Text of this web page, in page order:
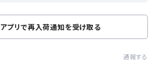
アプリで再入荷通知を受け取る
通報する